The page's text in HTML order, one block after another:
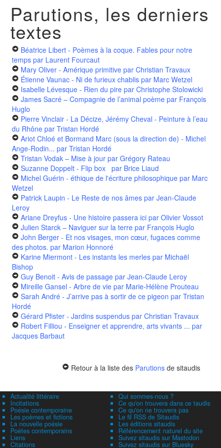
Parutions, les derniers
textes
Béatrice Libert - Poèmes à la coque. Fables pour notre
temps par Laurent Fourcaut
Mary Oliver - Amérique primitive par Christian Travaux
Étienne Vaunac - Ni de furieux chablis par Marc Wetzel
Isabelle Lévesque - Rien du pire par Christophe Stolowicki
James Sacré – Compagnie de l’animal poème par François
Huglo
Pierre Vinclair - La Décize, Jérémy Cheval - Peinture à l’eau
du Rhône par Tristan Hordé
Ariot Chloé et Bormand Marc (sous la direction de) - Michel
Ange-Rodin... par Tristan Hordé
Tristan Vodak – Mise à jour par Grégory Rateau
Suzanne Doppelt - Flip box par Brice Liaud
Michel Guérin - éthique de l'écriture philosophique par Marc
Wetzel
Patrick Laupin - Le Reste de nos âmes par Jean-Claude
Leroy
Ariane Dreyfus - Une histoire passera ici par Olivier Vossot
Julien Starck – Naviguer sur la terre par François Huglo
John Berger - Et nos visages, mon cœur, fugaces comme
des photos. par Marion Honnoré
Karine Miermont - Les instants les merles par Michaël
Bishop
Guy Benoit - Avis de passage par Jean-Claude Leroy
Mireille Gansel - Arbre de vie par Marie-Hélène Prouteau
Sarah André - J’arrive pas à sortir de ce pigeon par Tristan
Hordé
Gérard Pfister - Jardins suspendus par Christian Travaux
Robert Filliou - Enseigner et apprendre, arts vivants ... par
Jacques Barbaut
Retour à la liste des Parutions de sitaudis
Actualité littéraire
Incitations
Poésie contemporaine
Les poèmes et fictions
La nouvelle poésie
Poètes contemporains
Liens
Citations
Qui sommes-nous ?
Ce qu'on trouvera dans ce taudis
Ce qu'on ne trouvera pas
Le fil RSS de Sitaudis
Les éditions sitaudis
Référencement naturel du site
Suivez sitaudis sur Mastodon
Suivez sitaudis sur Bluesky